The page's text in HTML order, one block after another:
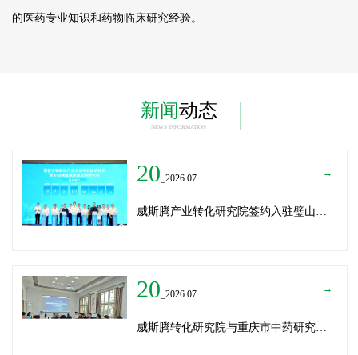
的医药专业知识和药物临床研究经验。
新闻动态
NEWS INFORMATION
20 _2026.07 →
20 _2026.07 →
威斯腾转化研究院与重庆市中药研究院深化战略合作，共筑中医药产学研创新生态